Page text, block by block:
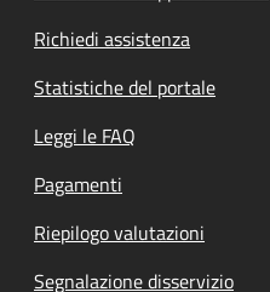
Richiedi assistenza
Statistiche del portale
Leggi le FAQ
Pagamenti
Riepilogo valutazioni
Segnalazione disservizio